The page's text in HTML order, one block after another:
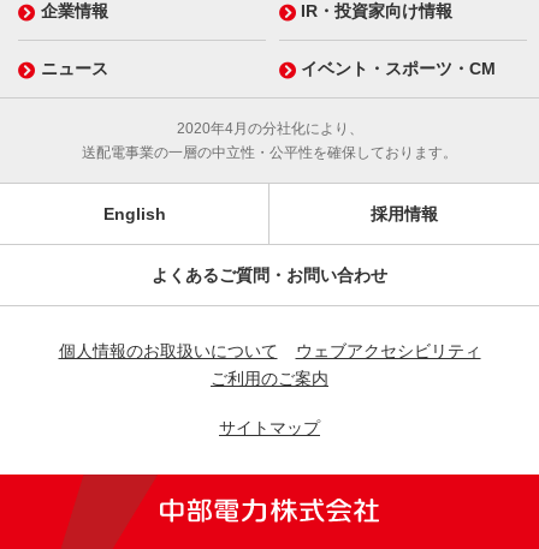
企業情報 IR・投資家向け情報
ニュース イベント・スポーツ・CM
2020年4月の分社化により、
送配電事業の一層の中立性・公平性を確保しております。
English 採用情報
よくあるご質問・お問い合わせ
個人情報のお取扱いについて
ウェブアクセシビリティ
ご利用のご案内
サイトマップ